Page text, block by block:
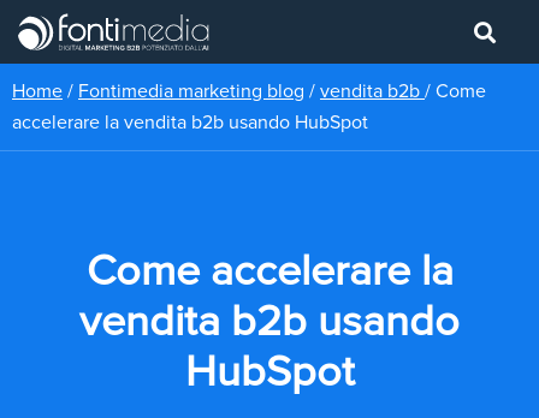
Home / Fontimedia marketing blog / vendita b2b / Come
accelerare la vendita b2b usando HubSpot
Come accelerare la
vendita b2b usando
HubSpot